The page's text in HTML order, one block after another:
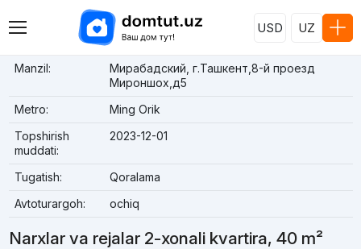
USD UZ
Manzil:
Мирабадский, г.Ташкент,8-й проезд
Мироншох,д5
Metro:
Ming Orik
Topshirish
muddati:
2023-12-01
Tugatish:
Qoralama
Avtoturargoh:
ochiq
Narxlar va rejalar 2-xonali kvartira, 40 m²